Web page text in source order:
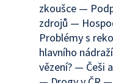
zkoušce —
zdrojů —
Problémy s
hlavního
vězení? — Češi